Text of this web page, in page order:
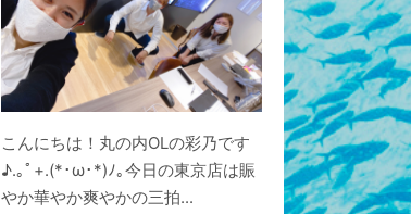
こんにちは！丸の内OLの彩乃です
♪.｡ﾟ+.(*･ω･*)ﾉ｡今日の東京店は賑
やか華やか爽やかの三拍...